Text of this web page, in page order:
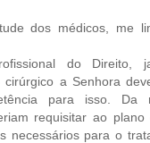
dos médicos, me
do Direito,
cirúrgico a Senhora
para isso. Da
requisitar ao
necessários para o